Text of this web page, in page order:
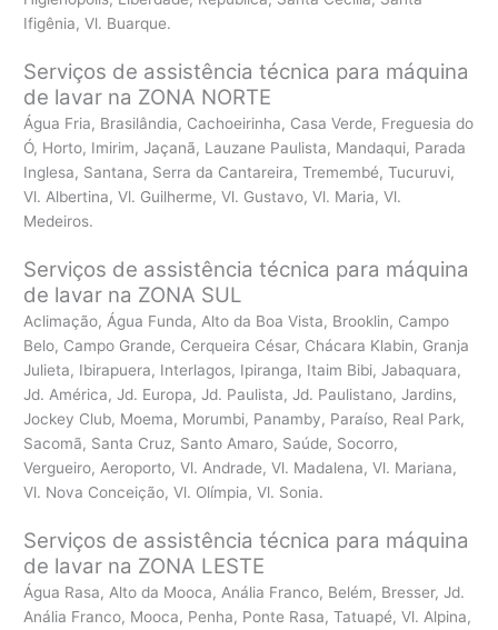
Ifigênia, Vl. Buarque.
Serviços de assistência técnica para máquina
de lavar na ZONA NORTE
Água Fria, Brasilândia, Cachoeirinha, Casa Verde, Freguesia do
Ó, Horto, Imirim, Jaçanã, Lauzane Paulista, Mandaqui, Parada
Inglesa, Santana, Serra da Cantareira, Tremembé, Tucuruvi,
Vl. Albertina, Vl. Guilherme, Vl. Gustavo, Vl. Maria, Vl.
Medeiros.
Serviços de assistência técnica para máquina
de lavar na ZONA SUL
Aclimação, Água Funda, Alto da Boa Vista, Brooklin, Campo
Belo, Campo Grande, Cerqueira César, Chácara Klabin, Granja
Julieta, Ibirapuera, Interlagos, Ipiranga, Itaim Bibi, Jabaquara,
Jd. América, Jd. Europa, Jd. Paulista, Jd. Paulistano, Jardins,
Jockey Club, Moema, Morumbi, Panamby, Paraíso, Real Park,
Sacomã, Santa Cruz, Santo Amaro, Saúde, Socorro,
Vergueiro, Aeroporto, Vl. Andrade, Vl. Madalena, Vl. Mariana,
Vl. Nova Conceição, Vl. Olímpia, Vl. Sonia.
Serviços de assistência técnica para máquina
de lavar na ZONA LESTE
Água Rasa, Alto da Mooca, Anália Franco, Belém, Bresser, Jd.
Anália Franco, Mooca, Penha, Ponte Rasa, Tatuapé, Vl. Alpina,